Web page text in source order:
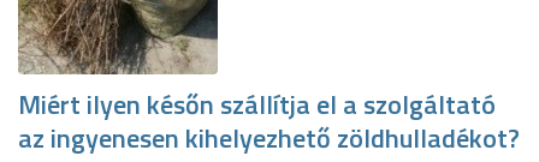
Miért ilyen későn szállítja el a szolgáltató
az ingyenesen kihelyezhető zöldhulladékot?